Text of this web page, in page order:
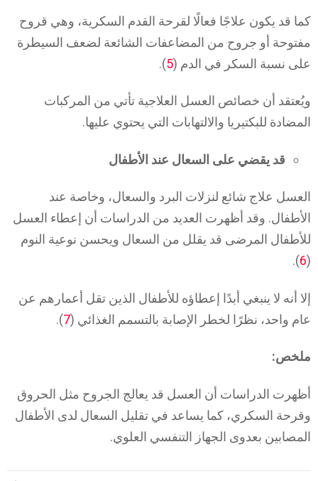
كما قد يكون علاجًا فعالًا لقرحة القدم السكرية، وهي قروح
مفتوحة أو جروح من المضاعفات الشائعة لضعف السيطرة
على نسبة السكر في الدم (5
).
ويُعتقد أن خصائص العسل العلاجية تأتي من المركبات
المضادة للبكتيريا والالتهابات التي يحتوي عليها.
قد يقضي على السعال عند الأطفال
العسل علاج شائع لنزلات البرد والسعال، وخاصة عند
الأطفال. وقد أظهرت العديد من الدراسات أن إعطاء العسل
للأطفال المرضى قد يقلل من السعال ويحسن نوعية النوم
(
6
).
إلا أنه لا ينبغي أبدًا إعطاؤه للأطفال الذين تقل أعمارهم عن
عام واحد، نظرًا لخطر الإصابة بالتسمم الغذائي (7
).
ملخص:
أظهرت الدراسات أن العسل قد يعالج الجروح مثل الحروق
وقرحة السكري، كما يساعد في تقليل السعال لدى الأطفال
المصابين بعدوى الجهاز التنفسي العلوي.